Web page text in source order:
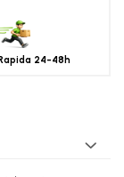
24-48h